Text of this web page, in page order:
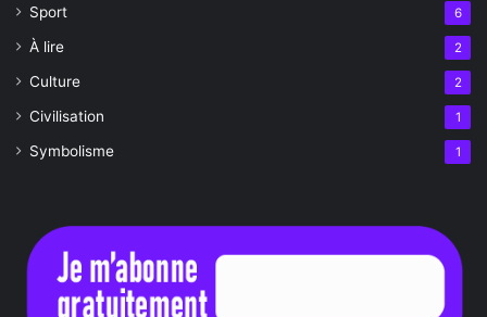
Sport 6
À lire 2
Culture 2
Civilisation 1
Symbolisme 1